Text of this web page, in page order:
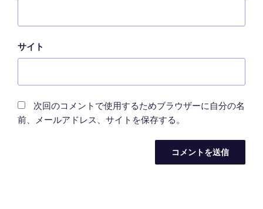
サイト
次回のコメントで使用するためブラウザーに自分の名
前、メールアドレス、サイトを保存する。